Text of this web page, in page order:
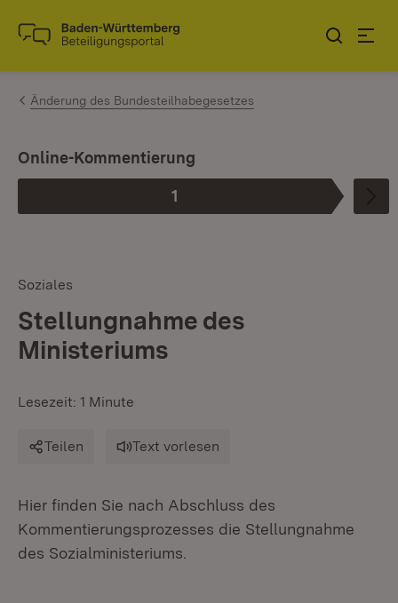
Zum Inhalt springen
Link zur Startseite
Änderung des Bundesteilhabegesetzes
Phase
1
:
Online-Kommentierung
Soziales
Stellungnahme des
Ministeriums
Lesezeit: 1 Minute
Teilen Text vorlesen
Hier finden Sie nach Abschluss des
Kommentierungsprozesses die Stellungnahme
des Sozialministeriums.